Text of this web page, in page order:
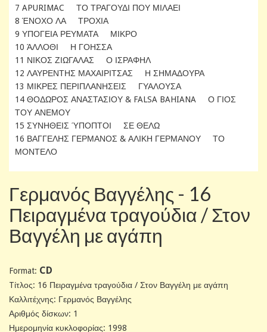
7 APURIMAC ΤΟ ΤΡΑΓΟΥΔΙ ΠΟΥ ΜΙΛΑΕΙ
8 ΈΝΟΧΟ ΛΑ ΤΡΟΧΙΑ
9 ΥΠΟΓΕΙΑ ΡΕΥΜΑΤΑ ΜΙΚΡΟ
10 ΆΛΛΟΘΙ Η ΓΟΗΣΣΑ
11 ΝΙΚΟΣ ΖΙΩΓΑΛΑΣ Ο ΙΣΡΑΦΗΛ
12 ΛΑΥΡΕΝΤΗΣ ΜΑΧΑΙΡΙΤΣΑΣ Η ΣΗΜΑΔΟΥΡΑ
13 ΜΙΚΡΕΣ ΠΕΡΙΠΛΑΝΗΣΕΙΣ ΓΥΑΛΟΥΣΑ
14 ΘΟΔΩΡΟΣ ΑΝΑΣΤΑΣΙΟΥ & FALSA BAHIANA Ο ΓΙΟΣ
ΤΟΥ ΑΝΕΜΟΥ
15 ΣΥΝΗΘΕΙΣ ΎΠΟΠΤΟΙ ΣΕ ΘΕΛΩ
16 ΒΑΓΓΕΛΗΣ ΓΕΡΜΑΝΟΣ & ΑΛΙΚΗ ΓΕΡΜΑΝΟΥ ΤΟ
ΜΟΝΤΕΛΟ
Γερμανός Βαγγέλης - 16
Πειραγμένα τραγούδια / Στον
Βαγγέλη με αγάπη
Format: CD
Tίτλος: 16 Πειραγμένα τραγούδια / Στον Βαγγέλη με αγάπη
Καλλιτέχνης: Γερμανός Βαγγέλης
Αριθμός δίσκων: 1
Ημερομηνία κυκλοφορίας: 1998